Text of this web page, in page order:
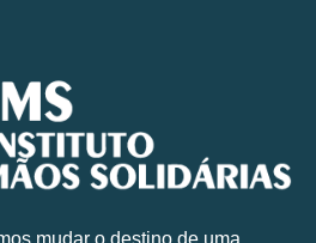
mudar o destino de uma